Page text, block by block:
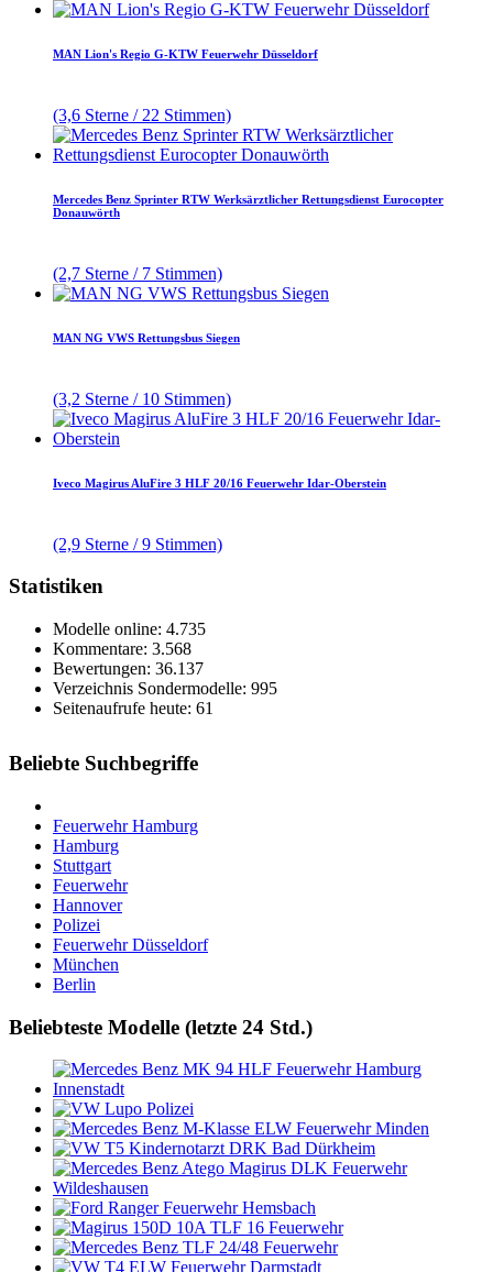
MAN Lion's Regio G-KTW Feuerwehr Düsseldorf
(3,6 Sterne / 22 Stimmen)
Mercedes Benz Sprinter RTW Werksärztlicher Rettungsdienst Eurocopter
Donauwörth
(2,7 Sterne / 7 Stimmen)
MAN NG VWS Rettungsbus Siegen
(3,2 Sterne / 10 Stimmen)
Iveco Magirus AluFire 3 HLF 20/16 Feuerwehr Idar-Oberstein
(2,9 Sterne / 9 Stimmen)
Statistiken
Modelle online: 4.735
Kommentare: 3.568
Bewertungen: 36.137
Verzeichnis Sondermodelle: 995
Seitenaufrufe heute: 61
Beliebte Suchbegriffe
Feuerwehr Hamburg
Hamburg
Stuttgart
Feuerwehr
Hannover
Polizei
Feuerwehr Düsseldorf
München
Berlin
Beliebteste Modelle (letzte 24 Std.)